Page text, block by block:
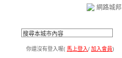
網路城邦
你還沒有登入喔( 馬上登入/ 加入會員)